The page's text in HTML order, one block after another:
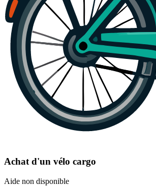
Achat d'un vélo cargo
Aide non disponible